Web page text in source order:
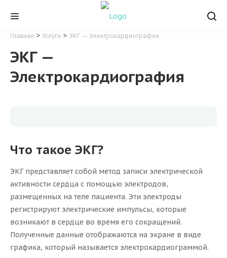
Главная > Услуги > ЭКГ — Электрокардиография
ЭКГ —
Электрокардиография
Что такое ЭКГ?
ЭКГ представляет собой метод записи электрической
активности сердца с помощью электродов,
размещенных на теле пациента. Эти электроды
регистрируют электрические импульсы, которые
возникают в сердце во время его сокращений.
Полученные данные отображаются на экране в виде
графика, который называется электрокардиограммой.